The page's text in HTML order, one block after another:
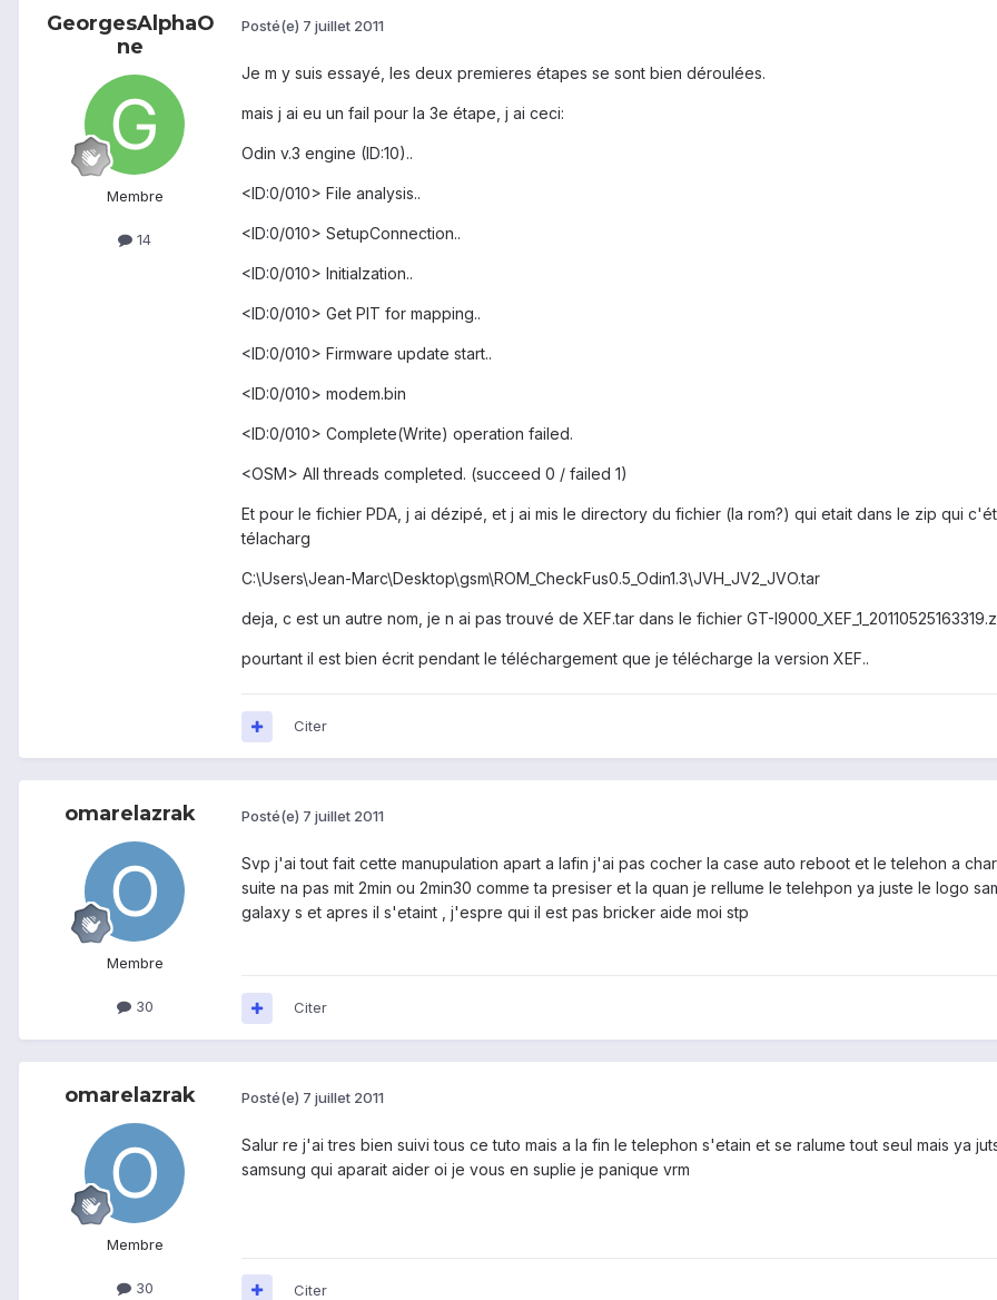
GeorgesAlphaO
ne
Membre
14
Posté(e) 7 juillet 2011
Je m y suis essayé, les deux premieres étapes se sont bien déroulées.
mais j ai eu un fail pour la 3e étape, j ai ceci:
Odin v.3 engine (ID:10)..
<ID:0/010> File analysis..
<ID:0/010> SetupConnection..
<ID:0/010> Initialzation..
<ID:0/010> Get PIT for mapping..
<ID:0/010> Firmware update start..
<ID:0/010> modem.bin
<ID:0/010> Complete(Write) operation failed.
<OSM> All threads completed. (succeed 0 / failed 1)
Et pour le fichier PDA, j ai dézipé, et j ai mis le directory du fichier (la rom?) qui etait dans le zip qui
télacharg
C:\Users\Jean-Marc\Desktop\gsm\ROM_CheckFus0.5_Odin1.3\JVH_JV2_JVO.tar
deja, c est un autre nom, je n ai pas trouvé de XEF.tar dans le fichier GT-
pourtant il est bien écrit pendant le téléchargement que je télécharge la version XEF..
Citer
omarelazrak
Membre
30
Posté(e) 7 juillet 2011
Svp j'ai tout fait cette manupulation apart a lafin j'ai pas cocher la case auto reboot et le telehon a
suite na pas mit 2min ou 2min30 comme ta presiser et la quan je rellume le telehpon ya juste le logo
galaxy s et apres il s'etaint , j'espre qui il est pas bricker aide moi stp
Citer
omarelazrak
Membre
30
Posté(e) 7 juillet 2011
Salur re j'ai tres bien suivi tous ce tuto mais a la fin le telephon s'etain et se ralume tout seul mais ya
samsung qui aparait aider oi je vous en suplie je panique vrm
Citer